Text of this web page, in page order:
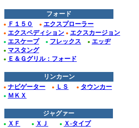
フォード
● Ｆ１５０ ● エクスプローラー
● エクスペディション ● エクスカージョン
● エスケープ ● フレックス ● エッヂ
● マスタング
● Ｅ＆Ｇグリル：フォード
リンカーン
● ナビゲーター ● ＬＳ ● タウンカー
● ＭＫＸ
ジャグァー
● ＸＦ ● ＸＪ ● Ｘ-タイプ